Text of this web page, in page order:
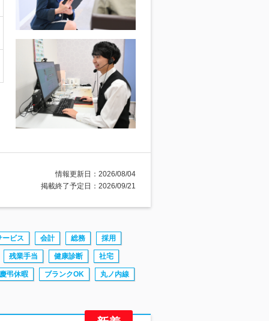
情報更新日：2026/08/04
掲載終了予定日：2026/09/21
ービス 会計 総務 採用
残業手当 健康診断 社宅
慶弔休暇 ブランクOK 丸ノ内線